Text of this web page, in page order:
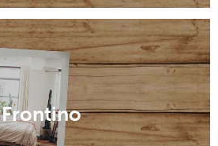
Frontino